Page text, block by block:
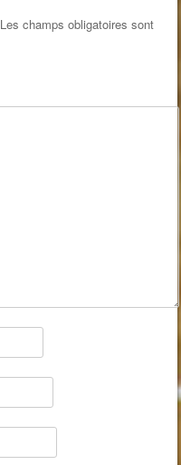
Les champs obligatoires sont